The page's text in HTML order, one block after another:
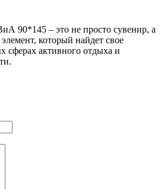
90*145 – это не просто сувенир, а
который найдет свое
сферах активного отдыха и